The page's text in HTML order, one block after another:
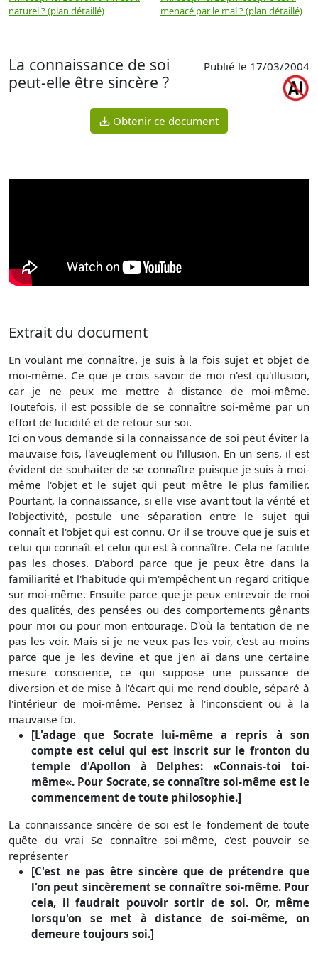
naturel ? (plan détaillé)
menacé par le mal ? (plan détaillé)
La connaissance de soi
peut-elle être sincère ?
Publié le 17/03/2004
Obtenir ce document
Extrait du document
En voulant me connaître, je suis à la fois sujet et objet de
moi-même. Ce que je crois savoir de moi n'est qu'illusion,
car je ne peux me mettre à distance de moi-même.
Toutefois, il est possible de se connaître soi-même par un
effort de lucidité et de retour sur soi.
Ici on vous demande si la connaissance de soi peut éviter la
mauvaise fois, l'aveuglement ou l'illusion. En un sens, il est
évident de souhaiter de se connaître puisque je suis à moi-
même l'objet et le sujet qui peut m'être le plus familier.
Pourtant, la connaissance, si elle vise avant tout la vérité et
l'objectivité, postule une séparation entre le sujet qui
connaît et l'objet qui est connu. Or il se trouve que je suis et
celui qui connaît et celui qui est à connaître. Cela ne facilite
pas les choses. D'abord parce que je peux être dans la
familiarité et l'habitude qui m'empêchent un regard critique
sur moi-même. Ensuite parce que je peux entrevoir de moi
des qualités, des pensées ou des comportements gênants
pour moi ou pour mon entourage. D'où la tentation de ne
pas les voir. Mais si je ne veux pas les voir, c'est au moins
parce que je les devine et que j'en ai dans une certaine
mesure conscience, ce qui suppose une puissance de
diversion et de mise à l'écart qui me rend double, séparé à
l'intérieur de moi-même. Pensez à l'inconscient ou à la
mauvaise foi.
[L'adage que Socrate lui-même a repris à son
compte est celui qui est inscrit sur le fronton du
temple d'Apollon à Delphes: «Connais-toi toi-
même«. Pour Socrate, se connaître soi-même est le
commencement de toute philosophie.]
La connaissance sincère de soi est le fondement de toute
quête du vrai Se connaître soi-même, c'est pouvoir se
représenter
[C'est ne pas être sincère que de prétendre que
l'on peut sincèrement se connaître soi-même. Pour
cela, il faudrait pouvoir sortir de soi. Or, même
lorsqu'on se met à distance de soi-même, on
demeure toujours soi.]